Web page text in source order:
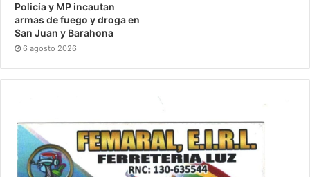
Policía y MP incautan
armas de fuego y droga en
San Juan y Barahona
6 agosto 2026